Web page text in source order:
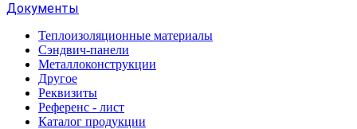
Документы
Теплоизоляционные материалы
Сэндвич-панели
Металлоконструкции
Другое
Реквизиты
Референс - лист
Каталог продукции